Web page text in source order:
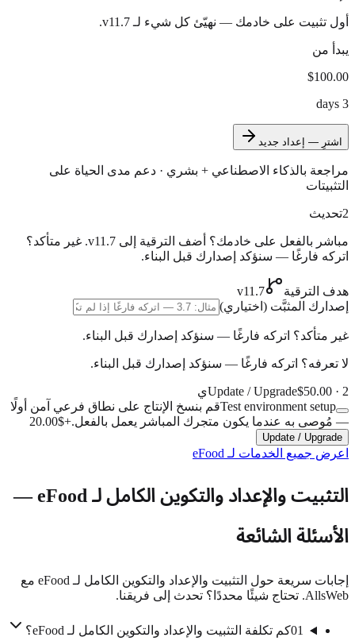
أول تثبيت على خادمك — نهيّئ كل شيء لـ v11.7.
يبدأ من
$100.00
3 days
اشترِ — إعداد جديد
مراجعة بالذكاء الاصطناعي + بشري · دعم مدى الحياة على
التثبيتات
2تحديث
مباشر بالفعل على خادمك؟ أضف الترقية إلى v11.7.
غير متأكد؟
اتركه فارغًا — سنؤكد إصدارك قبل البناء.
هدف الترقية
v11.7
إصدارك المثبَّت (اختياري)
غير متأكد؟ اتركه فارغًا — سنؤكد إصدارك قبل البناء.
لا تعرفه؟ اتركه فارغًا — سنؤكد إصدارك قبل البناء.
Update / Upgrade$50.00 · 2ي
Test environment setupقم بنسخ الإنتاج على نطاق فرعي آمن أولًا
— مُوصى به عندما يكون متجرك المباشر يعمل بالفعل.+
$20.00
Update / Upgrade
اعرض جميع الخدمات لـ eFood
التثبيت والإعداد والتكوين الكامل لـ eFood —
الأسئلة الشائعة
إجابات سريعة حول التثبيت والإعداد والتكوين الكامل لـ eFood مع
AllsWeb. تحتاج شيئًا محددًا؟ تحدث إلى فريقنا.
01كم تكلفة التثبيت والإعداد والتكوين الكامل لـ eFood؟